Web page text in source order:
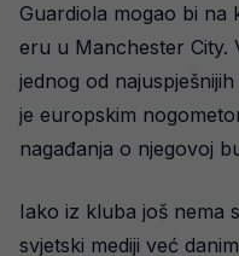
Guardiola mogao bi na
eru u Manchester City.
jednog od
je europskim
nagađanja o njegovoj
Iako iz kluba još nema
svjetski mediji već